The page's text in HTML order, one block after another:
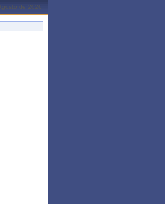
de 2026